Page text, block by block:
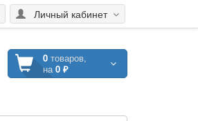
Личный кабинет
0товаров,
на0 ₽